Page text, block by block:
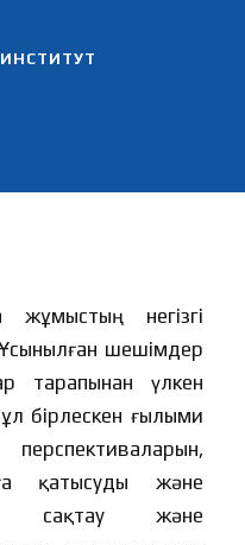
ИНСТИТУТ
негізгі
шешімдер
тарапынан үлкен
бірлескен ғылыми
қатысуды және
сақтау және